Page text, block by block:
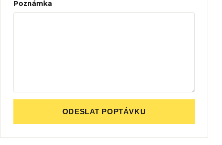
Poznámka
ODESLAT POPTÁVKU